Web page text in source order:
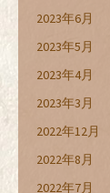
2023年6月
2023年5月
2023年4月
2023年3月
2022年12月
2022年8月
2022年7月